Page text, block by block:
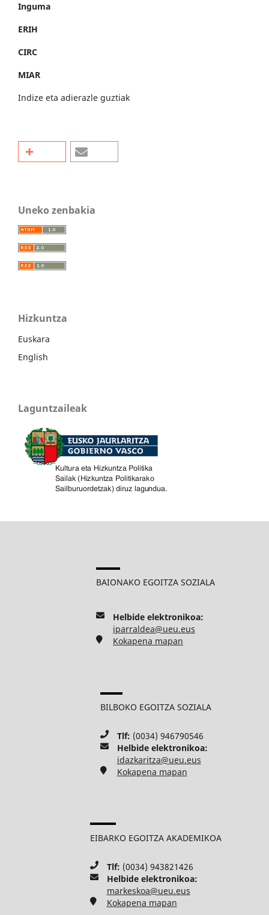
Inguma
ERIH
CIRC
MIAR
Indize eta adierazle guztiak
Uneko zenbakia
Hizkuntza
Euskara
English
Laguntzaileak
BAIONAKO EGOITZA SOZIALA
Helbide elektronikoa:
iparraldea@ueu.eus
Kokapena mapan
BILBOKO EGOITZA SOZIALA
Tlf: (0034) 946790546
Helbide elektronikoa:
idazkaritza@ueu.eus
Kokapena mapan
EIBARKO EGOITZA AKADEMIKOA
Tlf: (0034) 943821426
Helbide elektronikoa:
markeskoa@ueu.eus
Kokapena mapan